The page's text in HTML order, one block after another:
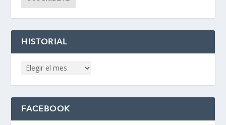
HISTORIAL
FACEBOOK